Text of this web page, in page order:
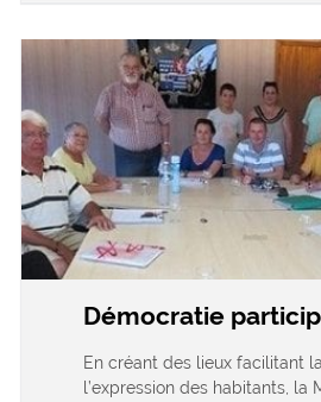
Démocratie
En créant des lieux facilitant
l’expression des habitants, la